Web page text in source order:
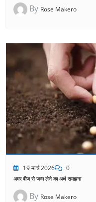
By Rose Makero
19 मार्च 2026 0
अमर बीज से जन्म लेने का अर्थ समझना
By Rose Makero